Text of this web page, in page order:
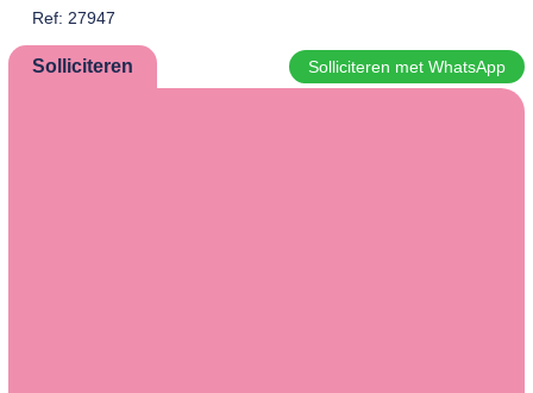
Ref: 27947
Solliciteren Solliciteren met WhatsApp